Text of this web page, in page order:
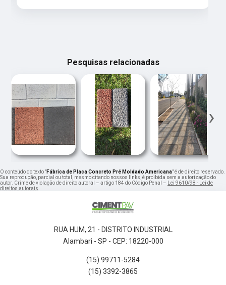
Pesquisas relacionadas
‹ ›
O conteúdo do texto "Fábrica de Placa Concreto Pré Moldado Americana" é de direito reservado.
Sua reprodução, parcial ou total, mesmo citando nossos links, é proibida sem a autorização do
autor. Crime de violação de direito autoral – artigo 184 do Código Penal –
Lei 9610/98 - Lei de
direitos autorais
RUA HUM, 21 - DISTRITO INDUSTRIAL
Alambari - SP - CEP: 18220-000
(15) 99711-5284
(15) 3392-3865